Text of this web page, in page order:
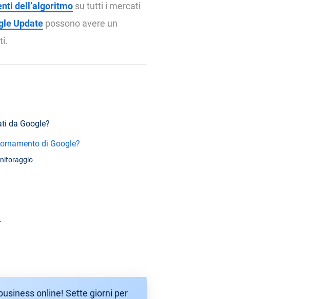
dell’algoritmo su tutti i mercati
Update possono avere un
da Google?
di Google?
online! Sette giorni per